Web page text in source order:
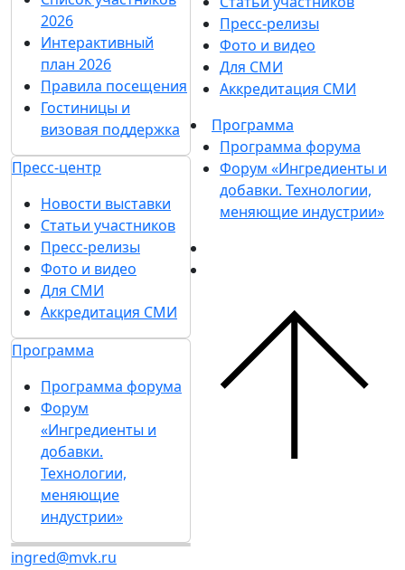
2026
Интерактивный
план 2026
Правила посещения
Гостиницы и
визовая поддержка
Пресс-центр
Новости выставки
Статьи участников
Пресс-релизы
Фото и видео
Для СМИ
Аккредитация СМИ
Программа
Программа форума
Форум
«Ингредиенты и
добавки.
Технологии,
меняющие
индустрии»
ingred@mvk.ru
Пресс-релизы
Фото и видео
Для СМИ
Аккредитация СМИ
Программа
Программа форума
Форум «Ингредиенты и
добавки. Технологии,
меняющие индустрии»